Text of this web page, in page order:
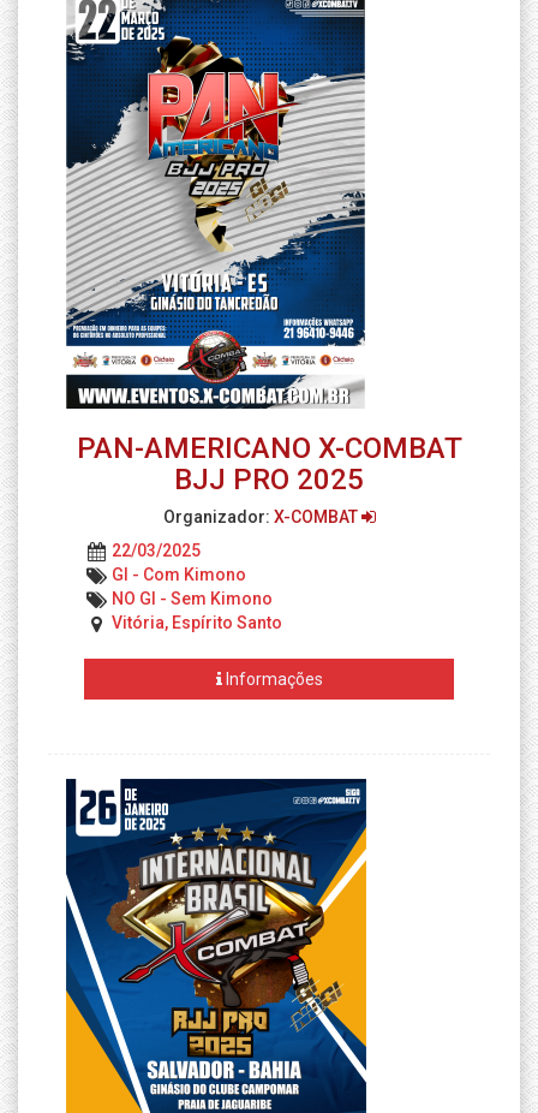
PAN-AMERICANO X-COMBAT
BJJ PRO 2025
Organizador: X-COMBAT
22/03/2025
GI - Com Kimono
NO GI - Sem Kimono
Vitória, Espírito Santo
Informações